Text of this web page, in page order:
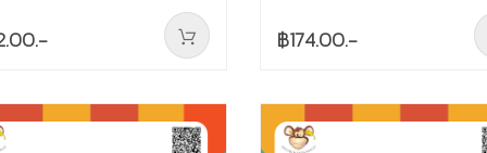
฿174.00.-